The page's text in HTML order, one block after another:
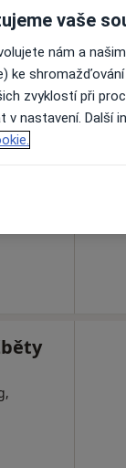
vaše
nám a
ke
zvyklostí při
v nastavení. Další